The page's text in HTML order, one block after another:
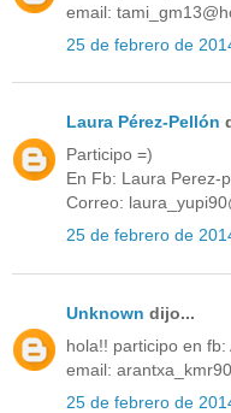
email:
25 de febrero de
Laura Pérez-Pellón
Participo =)
En Fb: Laura Perez-
Correo:
25 de febrero de
Unknown dijo...
hola!! participo en
email:
25 de febrero de